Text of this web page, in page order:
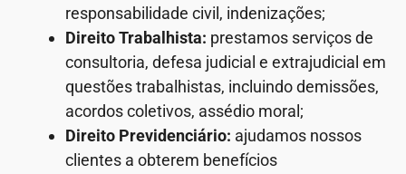
responsabilidade civil, indenizações;
Direito Trabalhista: prestamos serviços de
consultoria, defesa judicial e extrajudicial em
questões trabalhistas, incluindo demissões,
acordos coletivos, assédio moral;
Direito Previdenciário: ajudamos nossos
clientes a obterem benefícios